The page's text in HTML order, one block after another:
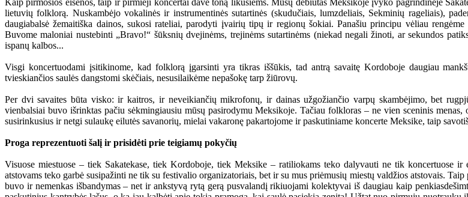
Kaip pirmosios eisenos, taip ir pirmieji koncertai davė toną likusiems. Mūsų debiutas Meksikoje įvyko pagrindinėje
lietuvių folklorą. Nuskambėjo vokalinės ir instrumentinės sutartinės (skudučiais, lumzdeliais, Sekminių rageliais),
daugiabalsė žemaitiška dainos, sukosi rateliai, parodyti įvairių tipų ir regionų šokiai. Panašiu principu vėliau
Buvome maloniai nustebinti „Bravo!“ šūksnių dvejinėms, trejinėms sutartinėms (niekad negali žinoti, ar sekundos
ispanų kalbos...
Visgi koncertuodami įsitikinome, kad folklorą įgarsinti yra tikras iššūkis, tad antrą savaitę Kordoboje daugiau
tvieskiančios saulės dangstomi skėčiais, nesusilaikėme nepašokę tarp žiūrovų.
Per dvi savaites būta visko: ir kaitros, ir neveikiančių mikrofonų, ir dainas užgožiančio varpų skambėjimo, bet
vienbalsiai buvo išrinktas pačiu sėkmingiausiu mūsų pasirodymu Meksikoje. Tačiau folkloras – ne vien sceninis
susirinkusius ir netgi sulaukę eilutės savanorių, mielai vakaronę pakartojome ir paskutiniame koncerte Meksike, taip
Proga reprezentuoti šalį ir prisidėti prie teigiamų pokyčių
Visuose miestuose – tiek Sakatekase, tiek Kordoboje, tiek Meksike – ratiliokams teko dalyvauti ne tik koncertuose ir
atstovams teko garbė susipažinti ne tik su festivalio organizatoriais, bet ir su mus priėmusių miestų valdžios atstovais.
buvo ir nemenkas išbandymas – net ir ankstyvą rytą gerą pusvalandį rikiuojami kolektyvai iš daugiau kaip